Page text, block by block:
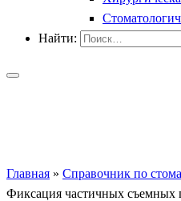
Найти:
Главная » Справочник по
Фиксация частичных съемных